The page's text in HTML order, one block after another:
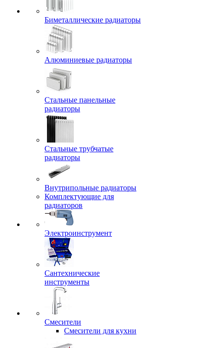
Биметаллические радиаторы
Алюминиевые радиаторы
Стальные панельные
радиаторы
Стальные трубчатые
радиаторы
Внутрипольные радиаторы
Комплектующие для
радиаторов
Электроинструмент
Сантехнические
инструменты
Смесители
Смесители для кухни